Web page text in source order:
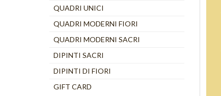
QUADRI UNICI
QUADRI MODERNI FIORI
QUADRI MODERNI SACRI
DIPINTI SACRI
DIPINTI DI FIORI
GIFT CARD